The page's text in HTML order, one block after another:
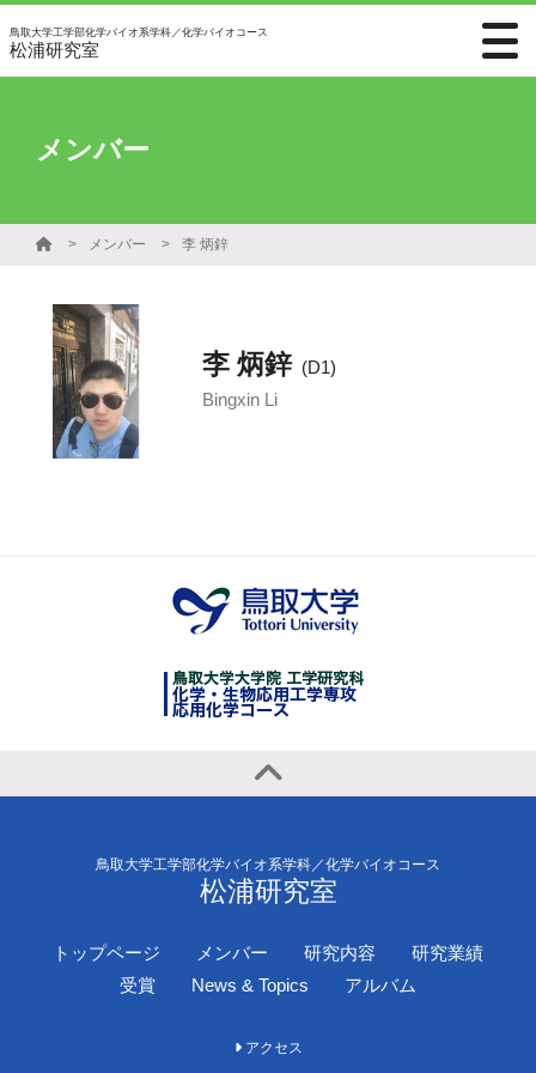
鳥取大学工学部化学バイオ系学科／化学バイオコース
松浦研究室
メンバー
メンバー 李 炳鋅
李 炳鋅 (D1)
Bingxin Li
鳥取大学工学部化学バイオ系学科／化学バイオコース
松浦研究室
トップページ メンバー 研究内容
研究業績
受賞
News & Topics アルバム
アクセス